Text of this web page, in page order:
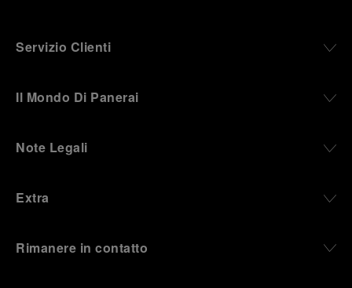
Servizio Clienti
Il Mondo Di Panerai
Note Legali
Extra
Rimanere in contatto